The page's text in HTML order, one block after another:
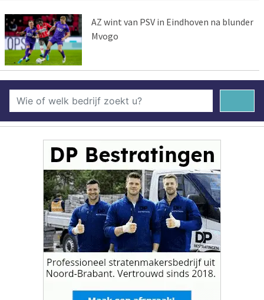
AZ wint van PSV in Eindhoven na blunder
Mvogo